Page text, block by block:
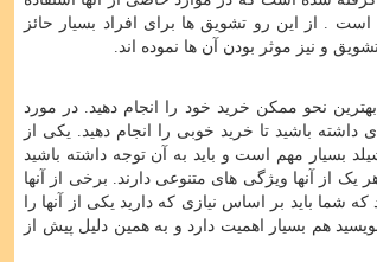
. از این رو تشویق ها برای افراد بسیار حائز
و نیز موثر بودن آن ها نموده اند.
نحو ممکن خرید خود را انجام دهید. در مورد
باشید تا خرید خوبی را انجام دهید. یکی از
بسیار مهم است و باید به آن توجه داشته باشید
از آنها ویژگی های متنوعی دارند. برخی از آنها
شما باید بر اساس نیازی که دارید یکی از آنها را
هم بسیار اهمیت دارد و به همین دلیل پیش از